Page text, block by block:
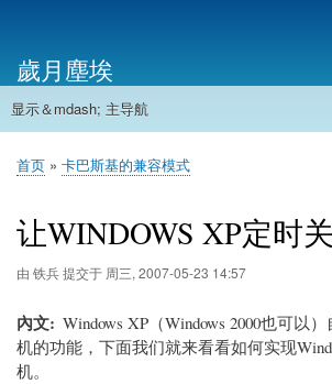
主
内
帐
户
菜
单
歲月塵埃
主
航
显示＆mdash; 主导航
首页
面
屑
首页 卡巴斯基的兼容模式
让WINDOWS XP定时
由 铁兵提交于 周三, 2007-05-23 14:57
內文
Windows XP（Windows 2000也可以
机的功能，下面我们就来看看如何实现
机。